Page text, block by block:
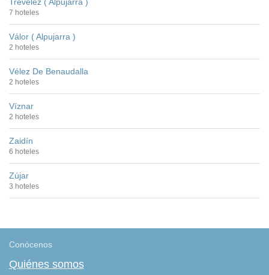
7 hoteles
Válor ( Alpujarra )
2 hoteles
Vélez De Benaudalla
2 hoteles
Víznar
2 hoteles
Zaidín
6 hoteles
Zújar
3 hoteles
Conócenos
Quiénes somos